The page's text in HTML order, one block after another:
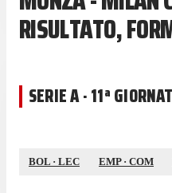
RISULTATO,
SERIE A · 11ª
BOL · LEC EMP· COM